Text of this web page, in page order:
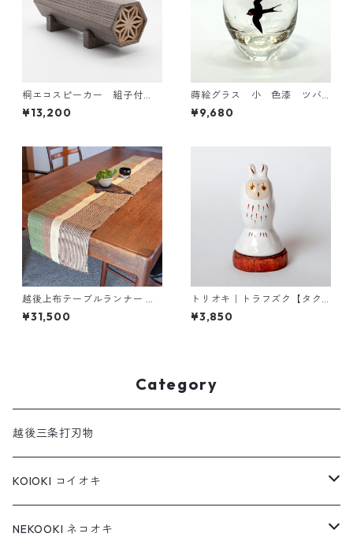
桐エコスピーカー 組子付
き 焼桐（グレー）
¥13,200
蒔絵グラス 小 色漆 ツバ
メ
¥9,680
越後上布テーブルランナー ＋
展覧会カタログ1冊付き
¥31,500
トリオキ｜トラフズク【タク
ミクラフト限定】
¥3,850
Category
越後三条打刃物
KOIOKI コイオキ
コイオキ in 特製桐箱
NEKOOKI ネコオキ